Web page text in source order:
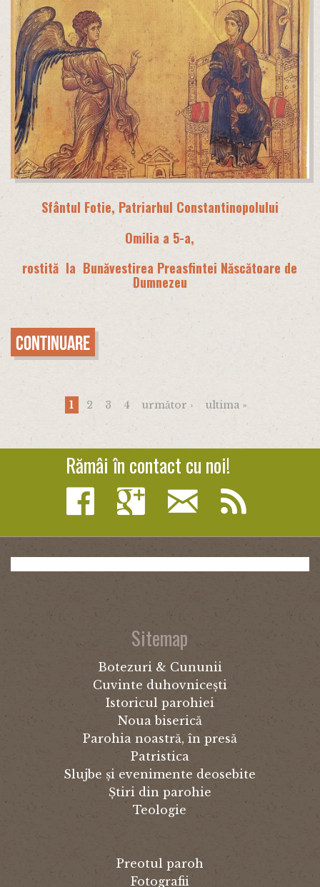
Sfântul Fotie, Patriarhul Constantinopolului
Omilia a 5-a,
rostită la Bunăvestirea Preasfintei Născătoare de
Dumnezeu
Continuare
1 2 3 4 următor › ultima »
Rămâi în contact cu noi!
Sitemap
Botezuri & Cununii
Cuvinte duhovnicești
Istoricul parohiei
Noua biserică
Parohia noastră, în presă
Patristica
Slujbe și evenimente deosebite
Știri din parohie
Teologie
Preotul paroh
Fotografii